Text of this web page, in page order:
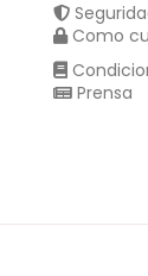
Como
Prensa